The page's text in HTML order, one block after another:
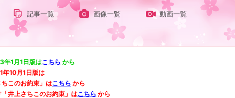
記事一覧 画像一覧 動画一覧
年1月1日版はこちら から
年10月1日版は
このお約束」はこちら から
井上さちこのお約束」はこちら から